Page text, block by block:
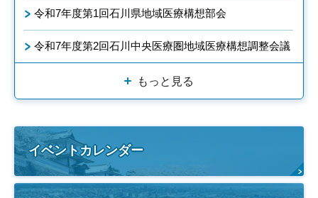
令和7年度第1回石川県地域医療構想部会
令和7年度第2回石川中央医療圏地域医療構想調整会議
もっと見る
イベントカレンダー